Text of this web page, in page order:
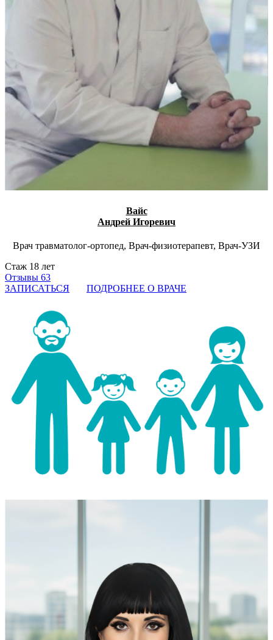
Вайс
Андрей Игоревич
Врач травматолог-ортопед, Врач-физиотерапевт, Врач-УЗИ
Стаж 18 лет
Отзывы 63
ЗАПИСАТЬСЯ
ПОДРОБНЕЕ О ВРАЧЕ